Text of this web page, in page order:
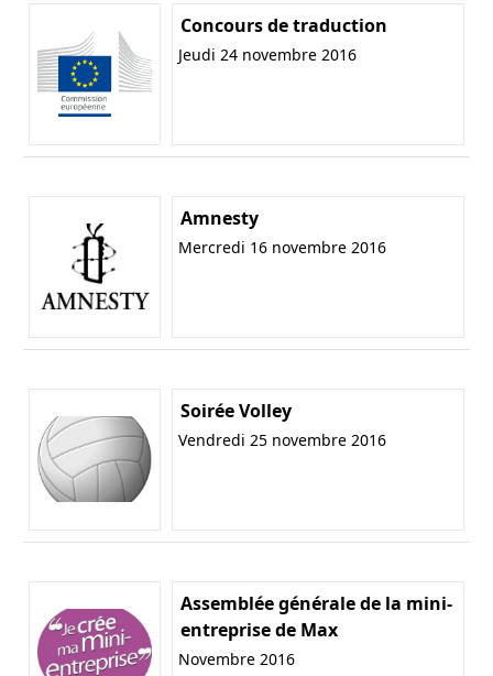
Concours de traduction
Jeudi 24 novembre 2016
Amnesty
Mercredi 16 novembre 2016
Soirée Volley
Vendredi 25 novembre 2016
Assemblée générale de la mini-
entreprise de Max
Novembre 2016